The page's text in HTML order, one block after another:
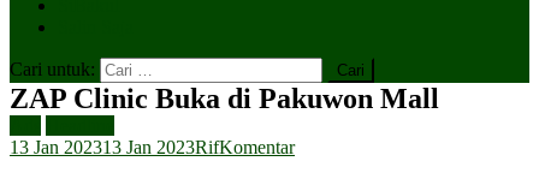
Cari untuk:
ZAP Clinic Buka di Pakuwon Mall
13 Jan 202313 Jan 2023RifKomentar